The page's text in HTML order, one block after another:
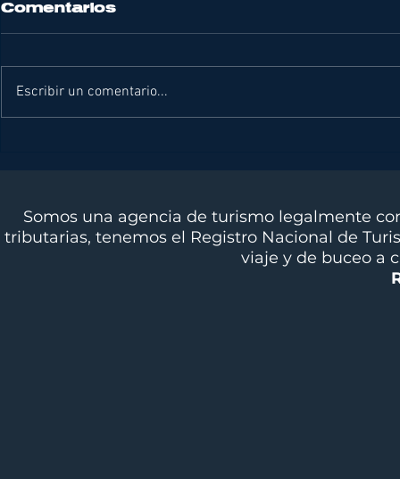
Comentarios
Escribir un comentario...
Somos una agencia de turismo legalmente
tributarias, tenemos el Registro Nacional de
viaje y de buceo a